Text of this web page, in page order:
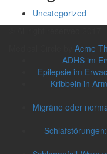
Uncategorized
Acme
ADHS im
Epilepsie im
Kribbeln in
Migräne oder